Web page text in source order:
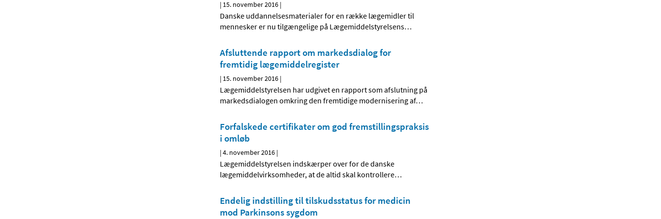
| 15. november 2016 |
Danske uddannelsesmaterialer for en række lægemidler til
mennesker er nu tilgængelige på Lægemiddelstyrelsens…
Afsluttende rapport om markedsdialog for
fremtidig lægemiddelregister
| 15. november 2016 |
Lægemiddelstyrelsen har udgivet en rapport som afslutning på
markedsdialogen omkring den fremtidige modernisering af…
Forfalskede certifikater om god fremstillingspraksis
i omløb
|4. november 2016 |
Lægemiddelstyrelsen indskærper over for de danske
lægemiddelvirksomheder, at de altid skal kontrollere…
Endelig indstilling til tilskudsstatus for medicin
mod Parkinsons sygdom